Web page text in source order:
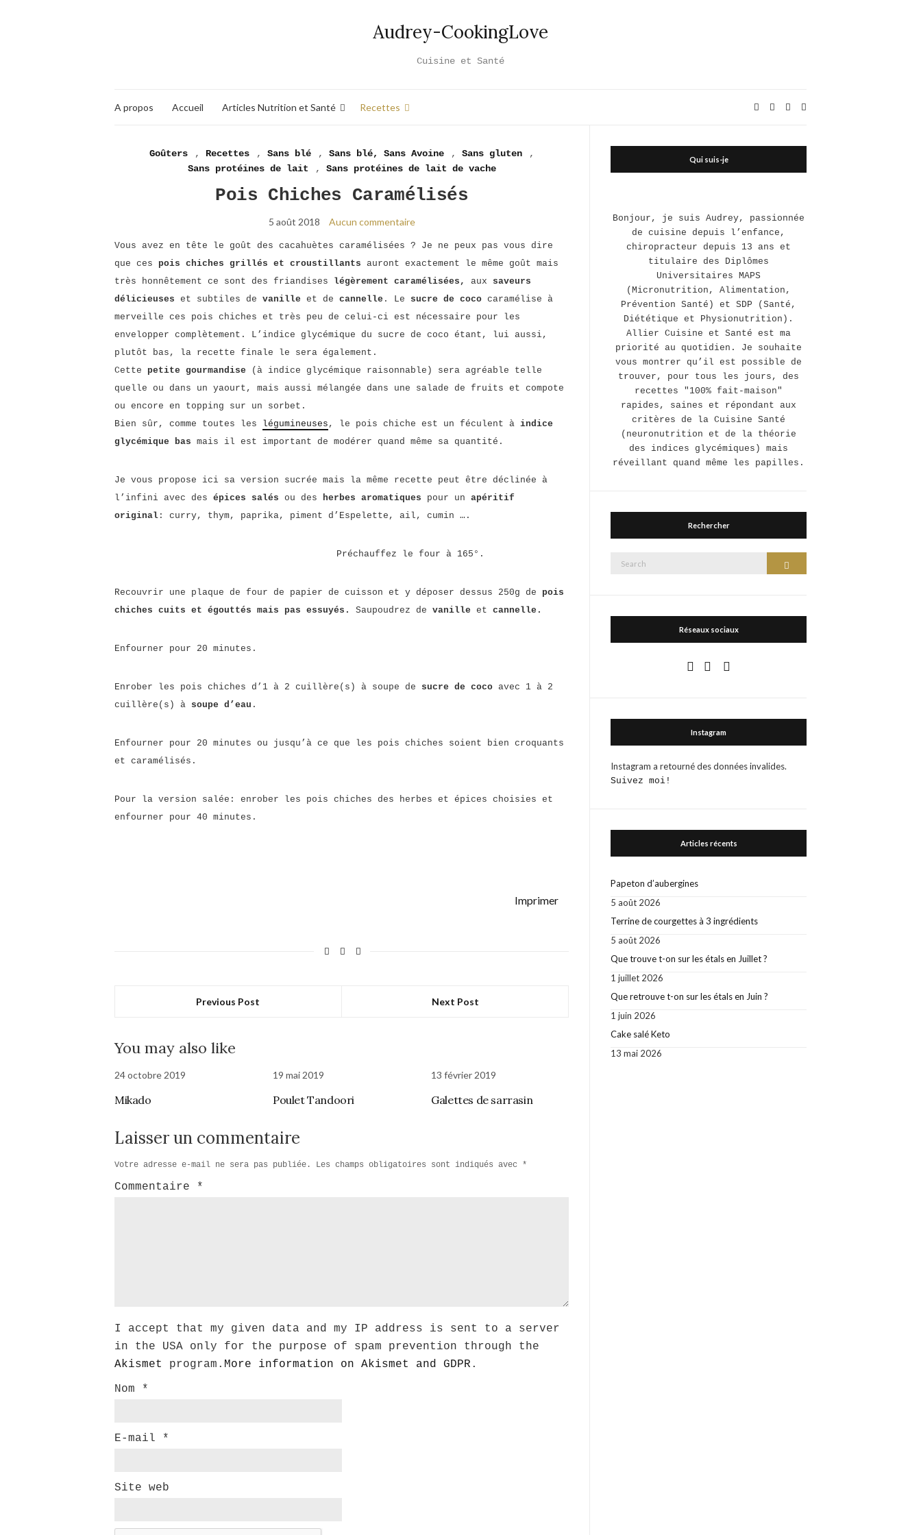
Audrey-CookingLove
Cuisine et Santé
A propos Accueil Articles Nutrition et Santé Recettes
Goûters
, Recettes , Sans blé , Sans blé, Sans Avoine , Sans gluten
,
Sans protéines de lait
, Sans protéines de lait de vache
Pois Chiches Caramélisés
5 août 2018 Aucun commentaire
Vous avez en tête le goût des cacahuètes caramélisées ? Je ne peux pas vous dire
que ces pois chiches grillés et croustillants auront exactement le même goût mais
très honnêtement ce sont des friandises légèrement caramélisées, aux saveurs
délicieuses et subtiles de vanille et de cannelle . Le sucre de coco caramélise à
merveille ces pois chiches et très peu de celui-ci est nécessaire pour les
envelopper complètement. L’indice glycémique du sucre de coco étant, lui aussi,
plutôt bas, la recette finale le sera également.
Cette petite gourmandise (à indice glycémique raisonnable) sera agréable telle
quelle ou dans un yaourt, mais aussi mélangée dans une salade de fruits et compote
ou encore en topping sur un sorbet.
Bien sûr, comme toutes les légumineuses , le pois chiche est un féculent à indice
glycémique bas mais il est important de modérer quand même sa quantité.
Je vous propose ici sa version sucrée mais la même recette peut être déclinée à
l’infini avec des épices salés ou des herbes aromatiques pour un apéritif
original : curry, thym, paprika, piment d’Espelette, ail, cumin ….
Préchauffez le four à 165°.
Recouvrir une plaque de four de papier de cuisson et y déposer dessus 250g de pois
chiches cuits et égouttés mais pas essuyés. Saupoudrez de vanille et cannelle.
Enfourner pour 20 minutes.
Enrober les pois chiches d’1 à 2 cuillère(s) à soupe de sucre de coco avec 1 à 2
cuillère(s) à soupe d’eau .
Enfourner pour 20 minutes ou jusqu’à ce que les pois chiches soient bien croquants
et caramélisés.
Pour la version salée: enrober les pois chiches des herbes et épices choisies et
enfourner pour 40 minutes.
Imprimer
Previous Post Next Post
You may also like
24 octobre 2019
Mikado
19 mai 2019
Poulet Tandoori
13 février 2019
Galettes de sarrasin
Laisser un commentaire
Votre adresse e-mail ne sera pas publiée. Les champs obligatoires sont indiqués avec *
Commentaire *
I accept that my given data and my IP address is sent to a server
in the USA only for the purpose of spam prevention through the
Akismet
program. More information on Akismet and GDPR .
Nom
*
E-mail *
Site web
Qui suis-je
Bonjour, je suis Audrey, passionnée
de cuisine depuis l’enfance,
chiropracteur depuis 13 ans et
titulaire des Diplômes
Universitaires MAPS
(Micronutrition, Alimentation,
Prévention Santé) et SDP (Santé,
Diététique et Physionutrition).
Allier Cuisine et Santé est ma
priorité au quotidien. Je souhaite
vous montrer qu’il est possible de
trouver, pour tous les jours, des
recettes "100% fait-maison"
rapides, saines et répondant aux
critères de la Cuisine Santé
(neuronutrition et de la théorie
des indices glycémiques) mais
réveillant quand même les papilles.
Rechercher
Search
Réseaux sociaux
Instagram
Instagram a retourné des données invalides.
Suivez moi!
Articles récents
Papeton d’aubergines
5 août 2026
Terrine de courgettes à 3 ingrédients
5 août 2026
Que trouve t-on sur les étals en Juillet ?
1 juillet 2026
Que retrouve t-on sur les étals en Juin ?
1 juin 2026
Cake salé Keto
13 mai 2026